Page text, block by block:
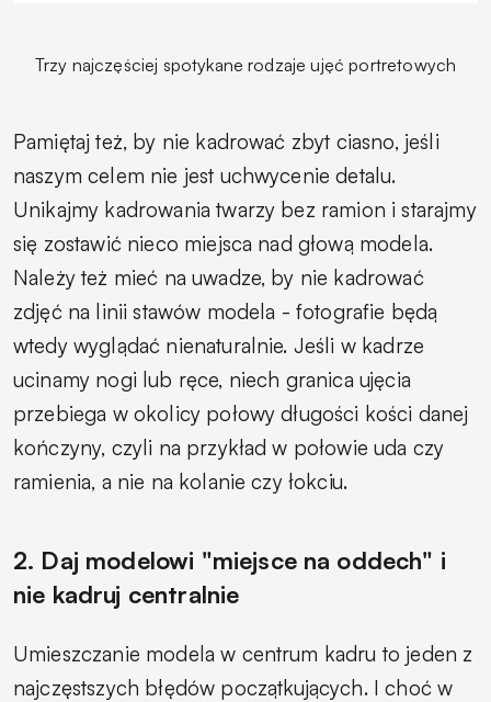
Trzy najczęściej spotykane rodzaje ujęć portretowych
Pamiętaj też, by nie kadrować zbyt ciasno, jeśli
naszym celem nie jest uchwycenie detalu.
Unikajmy kadrowania twarzy bez ramion i starajmy
się zostawić nieco miejsca nad głową modela.
Należy też mieć na uwadze, by nie kadrować
zdjęć na linii stawów modela - fotografie będą
wtedy wyglądać nienaturalnie. Jeśli w kadrze
ucinamy nogi lub ręce, niech granica ujęcia
przebiega w okolicy połowy długości kości danej
kończyny, czyli na przykład w połowie uda czy
ramienia, a nie na kolanie czy łokciu.
2. Daj modelowi "miejsce na oddech" i
nie kadruj centralnie
Umieszczanie modela w centrum kadru to jeden z
najczęstszych błędów początkujących. I choć w